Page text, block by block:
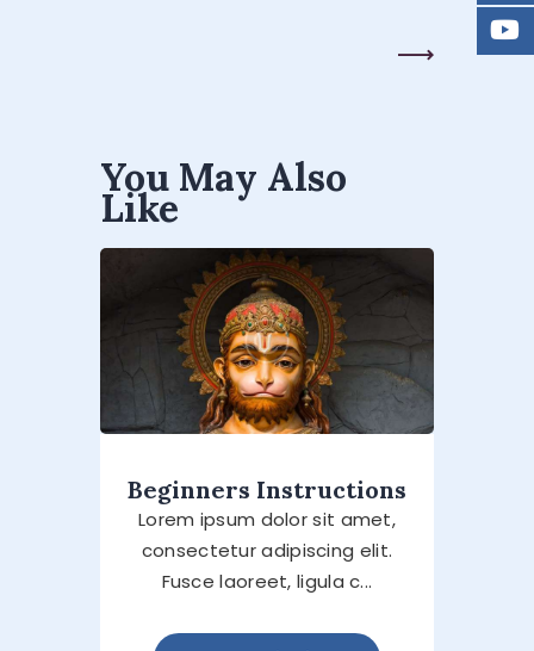
You May Also
Like
Beginners Instructions
Lorem ipsum dolor sit amet,
consectetur adipiscing elit.
Fusce laoreet, ligula c...